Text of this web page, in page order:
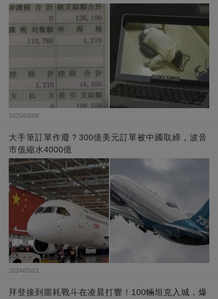
2025/08/08
大手筆訂單作廢？300億美元訂單被中國取締，波音
市值縮水4000億
2024/05/21
拜登接到噩耗戰斗在凌晨打響！100輛坦克入城，爆